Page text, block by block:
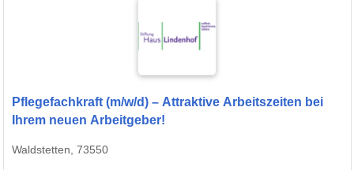
Pflegefachkraft (m/w/d) – Attraktive Arbeitszeiten bei
Ihrem neuen Arbeitgeber!
Waldstetten, 73550